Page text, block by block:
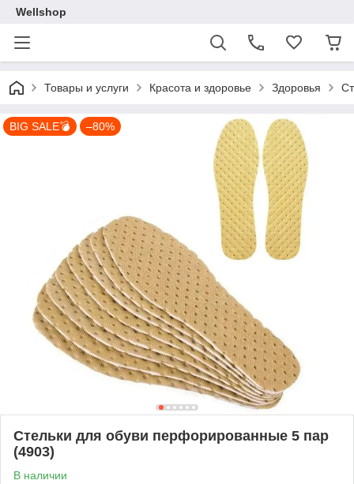
Wellshop
Товары и услуги Красота и здоровье Здоровья
BIG SALE💣 –80%
Стельки для обуви перфорированные 5 пар
(4903)
В наличии